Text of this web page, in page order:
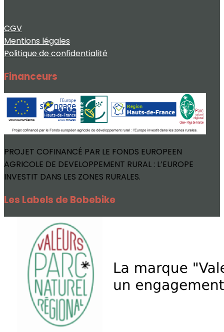
CGV
Mentions légales
Politique de confidentialité
Financeurs
PROJET COFINANCÉ PAR LE FONDS EUROPEEN
AGRICOLE DE DEVELOPPEMENT RURAL : L’EUROPE
INVESTIT DANS LES ZONES RURALES.
Les Labels de Bobebike